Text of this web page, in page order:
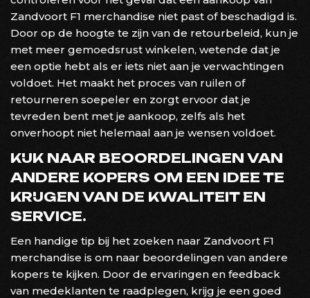
Zandvoort F1 merchandise niet past of beschadigd is.
Door op de hoogte te zijn van de retourbeleid, kun je
met meer gemoedsrust winkelen, wetende dat je
een optie hebt als er iets niet aan je verwachtingen
voldoet. Het maakt het proces van ruilen of
retourneren soepeler en zorgt ervoor dat je
tevreden bent met je aankoop, zelfs als het
onverhoopt niet helemaal aan je wensen voldoet.
KIJK NAAR BEOORDELINGEN VAN
ANDERE KOPERS OM EEN IDEE TE
KRIJGEN VAN DE KWALITEIT EN
SERVICE.
Een handige tip bij het zoeken naar Zandvoort F1
merchandise is om naar beoordelingen van andere
kopers te kijken. Door de ervaringen en feedback
van medeklanten te raadplegen, krijg je een goed